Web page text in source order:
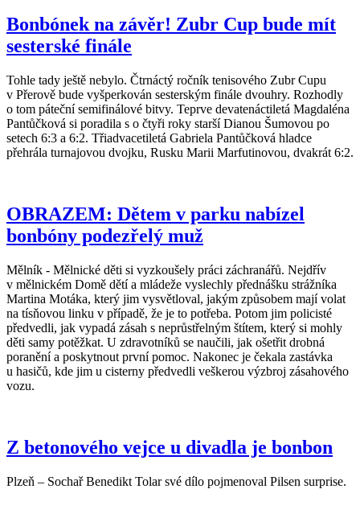
Bonbónek na závěr! Zubr Cup bude mít
sesterské finále
Tohle tady ještě nebylo. Čtrnáctý ročník tenisového Zubr Cupu
v Přerově bude vyšperkován sesterským finále dvouhry. Rozhodly
o tom páteční semifinálové bitvy. Teprve devatenáctiletá Magdaléna
Pantůčková si poradila s o čtyři roky starší Dianou Šumovou po
setech 6:3 a 6:2. Třiadvacetiletá Gabriela Pantůčková hladce
přehrála turnajovou dvojku, Rusku Marii Marfutinovou, dvakrát 6:2.
OBRAZEM: Dětem v parku nabízel
bonbóny podezřelý muž
Mělník - Mělnické děti si vyzkoušely práci záchranářů. Nejdřív
v mělnickém Domě dětí a mládeže vyslechly přednášku strážníka
Martina Motáka, který jim vysvětloval, jakým způsobem mají volat
na tísňovou linku v případě, že je to potřeba. Potom jim policisté
předvedli, jak vypadá zásah s neprůstřelným štítem, který si mohly
děti samy potěžkat. U zdravotníků se naučili, jak ošetřit drobná
poranění a poskytnout první pomoc. Nakonec je čekala zastávka
u hasičů, kde jim u cisterny předvedli veškerou výzbroj zásahového
vozu.
Z betonového vejce u divadla je bonbon
Plzeň – Sochař Benedikt Tolar své dílo pojmenoval Pilsen surprise.